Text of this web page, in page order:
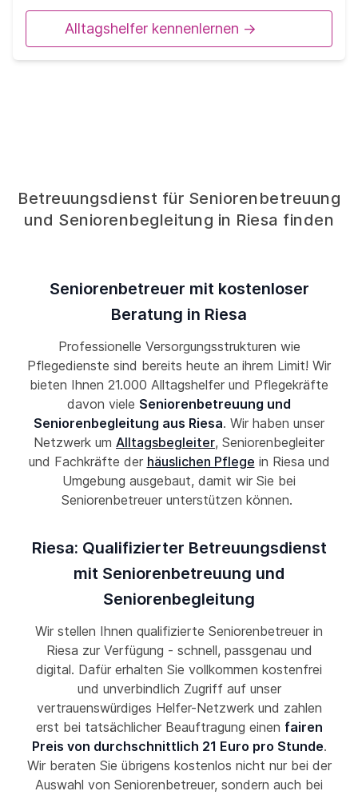
Alltagshelfer kennenlernen ->
Betreuungsdienst für Seniorenbetreuung
und Seniorenbegleitung in Riesa finden
Seniorenbetreuer mit kostenloser
Beratung in Riesa
Professionelle Versorgungsstrukturen wie
Pflegedienste sind bereits heute an ihrem Limit! Wir
bieten Ihnen 21.000 Alltagshelfer und Pflegekräfte
davon viele Seniorenbetreuung und
Seniorenbegleitung aus Riesa. Wir haben unser
Netzwerk um Alltagsbegleiter, Seniorenbegleiter
und Fachkräfte der häuslichen Pflege in Riesa und
Umgebung ausgebaut, damit wir Sie bei
Seniorenbetreuer unterstützen können.
Riesa: Qualifizierter Betreuungsdienst
mit Seniorenbetreuung und
Seniorenbegleitung
Wir stellen Ihnen qualifizierte Seniorenbetreuer in
Riesa zur Verfügung - schnell, passgenau und
digital. Dafür erhalten Sie vollkommen kostenfrei
und unverbindlich Zugriff auf unser
vertrauenswürdiges Helfer-Netzwerk und zahlen
erst bei tatsächlicher Beauftragung einen fairen
Preis von durchschnittlich 21 Euro pro Stunde.
Wir beraten Sie übrigens kostenlos nicht nur bei der
Auswahl von Seniorenbetreuer, sondern auch bei